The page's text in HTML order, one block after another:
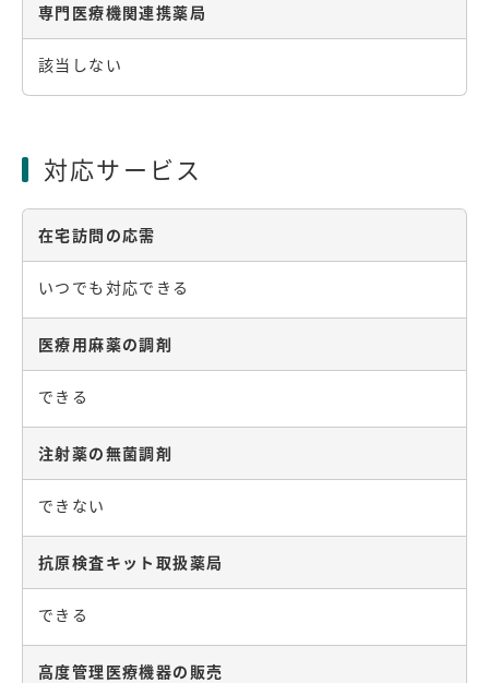
専門医療機関連携薬局
該当しない
対応サービス
在宅訪問の応需
いつでも対応できる
医療用麻薬の調剤
できる
注射薬の無菌調剤
できない
抗原検査キット取扱薬局
できる
高度管理医療機器の販売